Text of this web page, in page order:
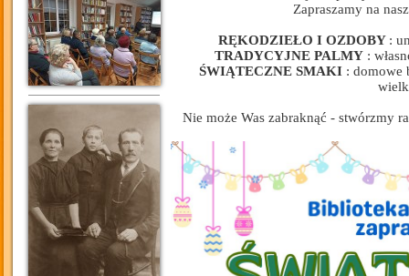
Zapraszamy na
RĘKODZIEŁO I OZDOBY :
TRADYCYJNE PALMY :
ŚWIĄTECZNE SMAKI: domowe
Nie może Was zabraknąć - stwórzmy